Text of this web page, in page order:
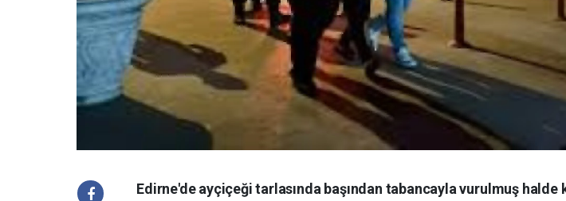
Edirne'de ayçiçeği tarlasında başından tabancayla vurulmuş halde